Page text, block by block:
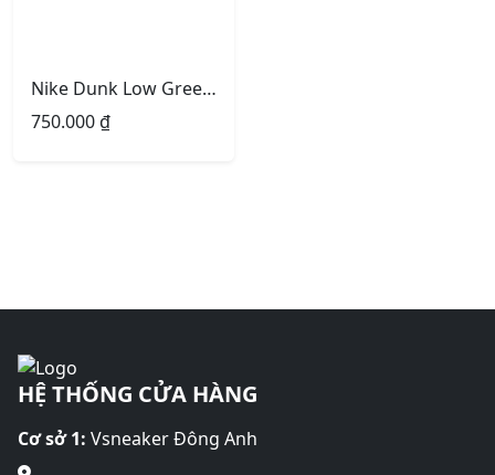
Nike Dunk Low Green Orange Rêu Cam
750.000₫
HỆ THỐNG CỬA HÀNG
Cơ sở 1: Vsneaker Đông Anh